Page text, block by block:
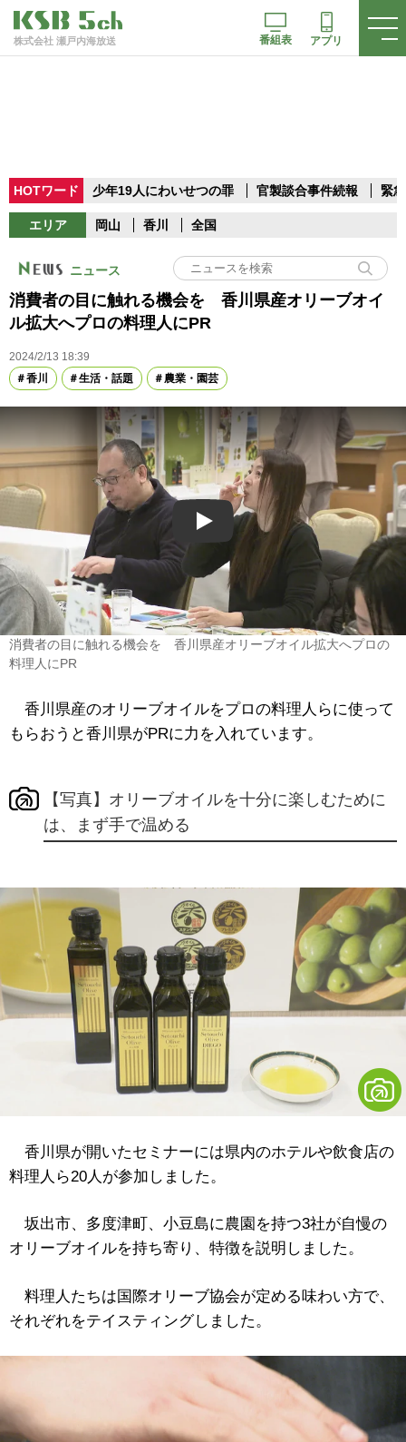
株式会社 瀬戸内海放送 番組表 アプリ
HOTワード 少年19人にわいせつの罪 官製談合事件続報 緊
エリア 岡山 香川 全国
ニュース
消費者の目に触れる機会を 香川県産オリーブオイ
ル拡大へプロの料理人にPR
2024/2/13 18:39
香川
生活・話題 農業・園芸
Play
消費者の目に触れる機会を 香川県産オリーブオイル拡大へプロの
料理人にPR
香川県産のオリーブオイルをプロの料理人らに使って
もらおうと香川県がPRに力を入れています。
【写真】オリーブオイルを十分に楽しむために
は、まず手で温める
香川県が開いたセミナーには県内のホテルや飲食店の
料理人ら20人が参加しました。
坂出市、多度津町、小豆島に農園を持つ3社が自慢の
オリーブオイルを持ち寄り、特徴を説明しました。
料理人たちは国際オリーブ協会が定める味わい方で、
それぞれをテイスティングしました。